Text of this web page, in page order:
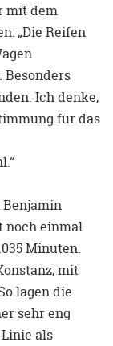
mit dem
„Die Reifen
Besonders
Ich denke,
für das
noch einmal
Minuten.
mit
lagen die
sehr eng
als